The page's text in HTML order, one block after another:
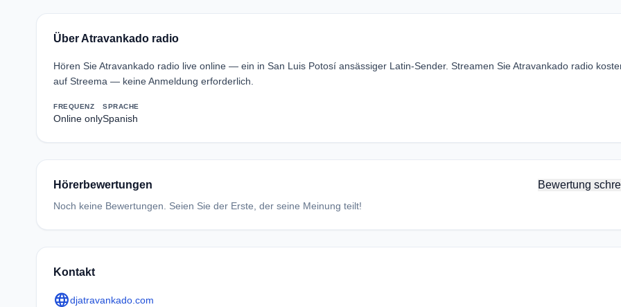
Über Atravankado radio
Hören Sie Atravankado radio live online — ein in San Luis Potosí ansässiger Latin-Sender. Streamen Sie Atravankado radio
auf Streema — keine Anmeldung erforderlich.
FREQUENZ
Online only
SPRACHE
Spanish
Hörerbewertungen Bewertung
Noch keine Bewertungen. Seien Sie der Erste, der seine Meinung teilt!
Kontakt
languagedjatravankado.com